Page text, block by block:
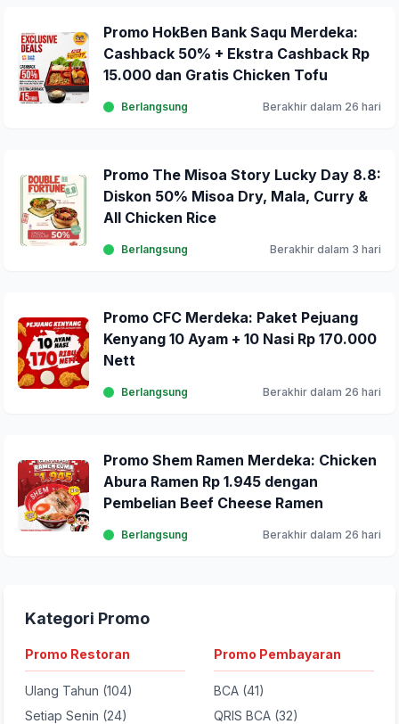
Promo HokBen Bank Saqu Merdeka:
Cashback 50% + Ekstra Cashback Rp
15.000 dan Gratis Chicken Tofu
Berlangsung Berakhir dalam 26 hari
Promo The Misoa Story Lucky Day 8.8:
Diskon 50% Misoa Dry, Mala, Curry &
All Chicken Rice
Berlangsung Berakhir dalam 3 hari
Promo CFC Merdeka: Paket Pejuang
Kenyang 10 Ayam + 10 Nasi Rp 170.000
Nett
Berlangsung Berakhir dalam 26 hari
Promo Shem Ramen Merdeka: Chicken
Abura Ramen Rp 1.945 dengan
Pembelian Beef Cheese Ramen
Berlangsung Berakhir dalam 26 hari
Kategori Promo
Promo Restoran
Ulang Tahun (104)
Setiap Senin (24)
Promo Pembayaran
BCA (41)
QRIS BCA (32)